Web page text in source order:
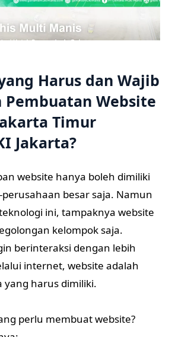
Harus dan Wajib
Website
Timur
Jakarta?
website hanya boleh dimiliki
besar saja. Namun
ini, tampaknya website
kelompok saja.
berinteraksi dengan lebih
internet, website adalah
yang harus dimiliki.
perlu membuat website?